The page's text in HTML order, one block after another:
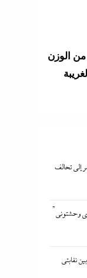
الوزن
إلى تحالف
وحشتونى”
نقابتى